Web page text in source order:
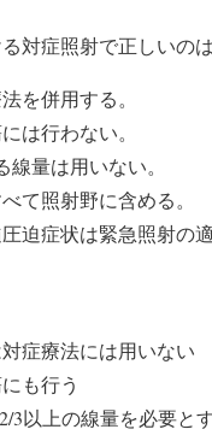
対症照射で正しいのは
を併用する。
は行わない。
線量は用いない。
て照射野に含める。
迫症状は緊急照射の適
症療法には用いない
も行う
3以上の線量を必要と